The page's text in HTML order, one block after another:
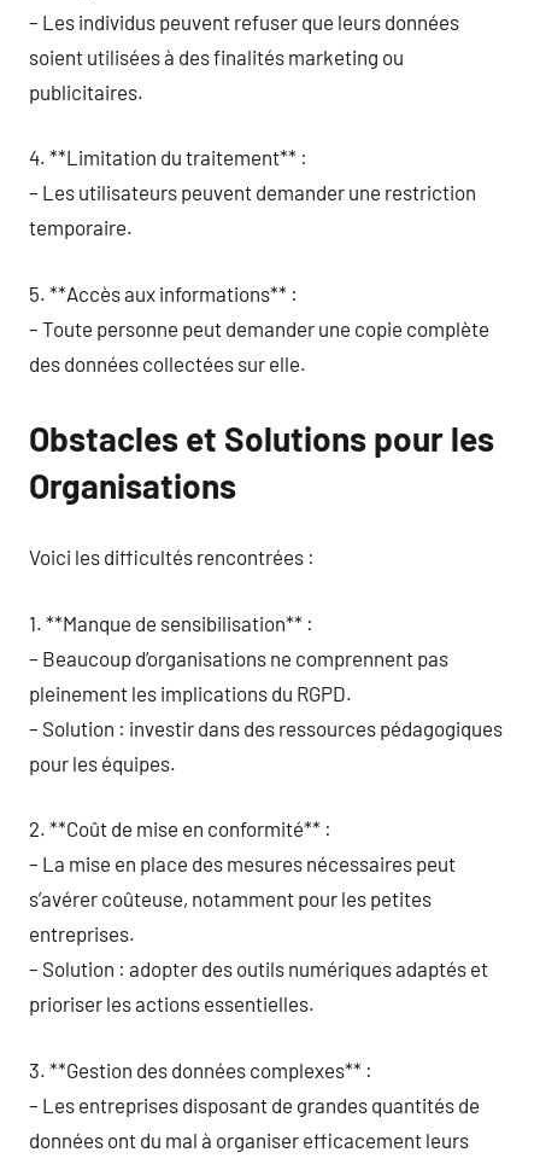
– Les individus peuvent refuser que leurs données
soient utilisées à des finalités marketing ou
publicitaires.
4. **Limitation du traitement** :
– Les utilisateurs peuvent demander une restriction
temporaire.
5. **Accès aux informations** :
– Toute personne peut demander une copie complète
des données collectées sur elle.
Obstacles et Solutions pour les
Organisations
Voici les difficultés rencontrées :
1. **Manque de sensibilisation** :
– Beaucoup d’organisations ne comprennent pas
pleinement les implications du RGPD.
– Solution : investir dans des ressources pédagogiques
pour les équipes.
2. **Coût de mise en conformité** :
– La mise en place des mesures nécessaires peut
s’avérer coûteuse, notamment pour les petites
entreprises.
– Solution : adopter des outils numériques adaptés et
prioriser les actions essentielles.
3. **Gestion des données complexes** :
– Les entreprises disposant de grandes quantités de
données ont du mal à organiser efficacement leurs